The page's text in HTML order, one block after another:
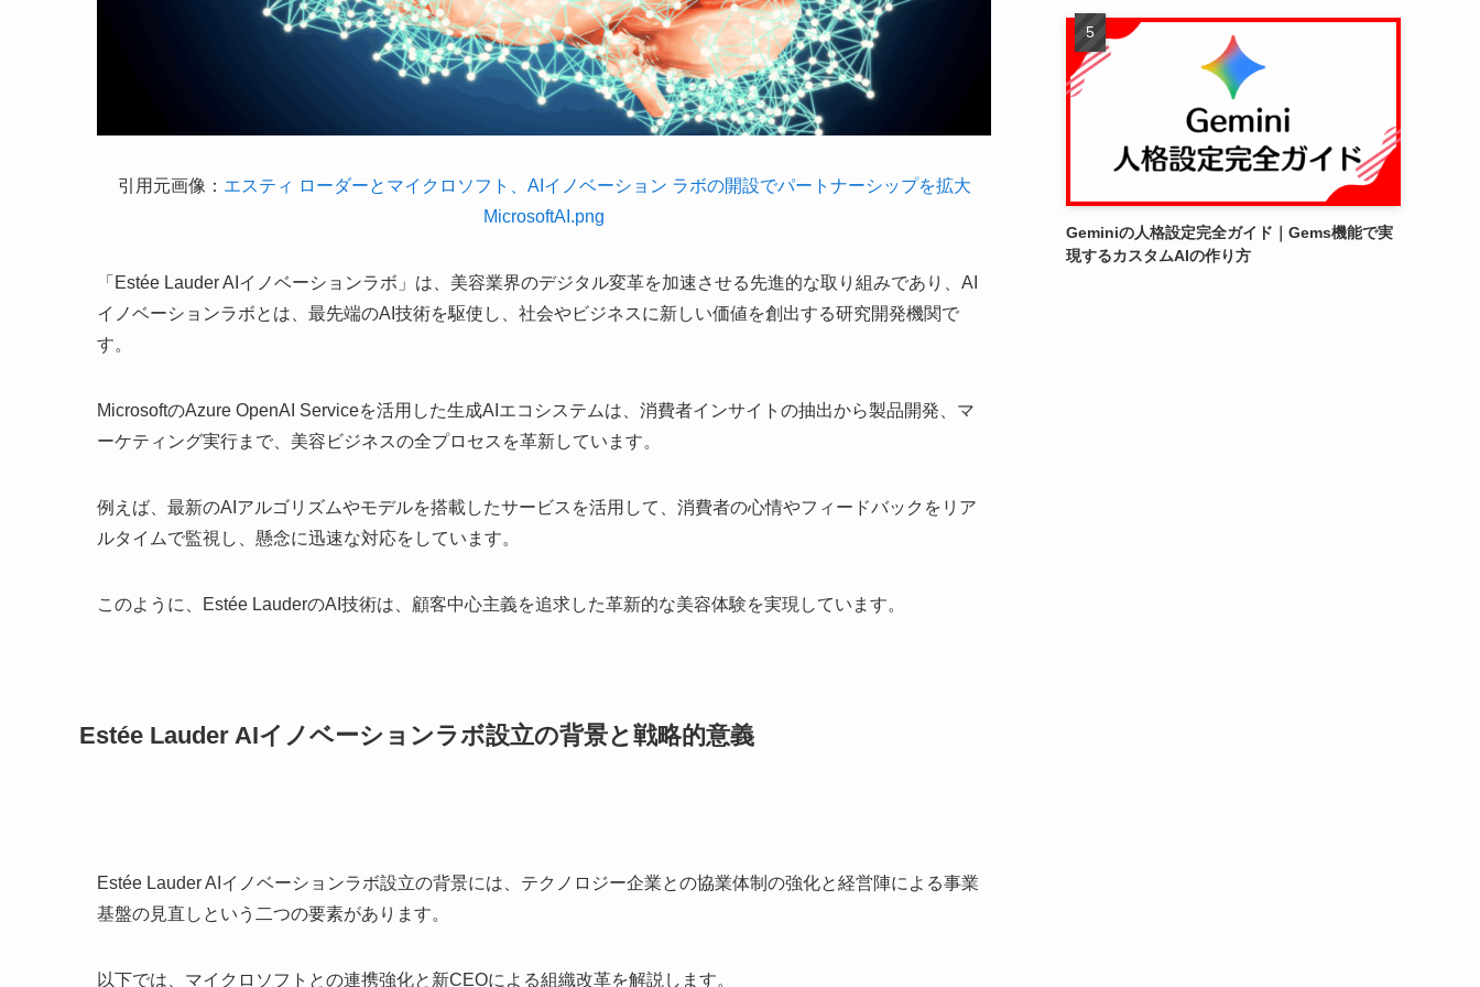
引用元画像： エスティ ローダーとマイクロソフト、AIイノベーション ラボの開設でパートナーシップを拡大
MicrosoftAI.png
「Estée Lauder AIイノベーションラボ」は、美容業界のデジタル変革を加速させる先進的な取り組みであり、AI
イノベーションラボとは、最先端のAI技術を駆使し、社会やビジネスに新しい価値を創出する研究開発機関で
す。
MicrosoftのAzure OpenAI Serviceを活用した生成AIエコシステムは、消費者インサイトの抽出から製品開発、マ
ーケティング実行まで、美容ビジネスの全プロセスを革新しています。
例えば、最新のAIアルゴリズムやモデルを搭載したサービスを活用して、消費者の心情やフィードバックをリア
ルタイムで監視し、懸念に迅速な対応をしています。
このように、Estée LauderのAI技術は、顧客中心主義を追求した革新的な美容体験を実現しています。
Estée Lauder AIイノベーションラボ設立の背景と戦略的意義
Estée Lauder AIイノベーションラボ設立の背景には、テクノロジー企業との協業体制の強化と経営陣による事業
基盤の見直しという二つの要素があります。
以下では、マイクロソフトとの連携強化と新CEOによる組織改革を解説します。
Geminiの人格設定完全ガイド｜Gems機能で実
現するカスタムAIの作り方